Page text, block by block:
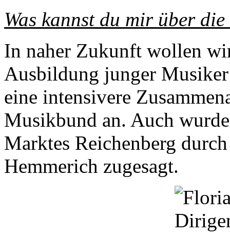
Was kannst du mir über
In naher Zukunft wollen
Ausbildung junger
eine intensivere
Musikbund an. Auch
Marktes Reichenberg
Hemmerich zugesagt.